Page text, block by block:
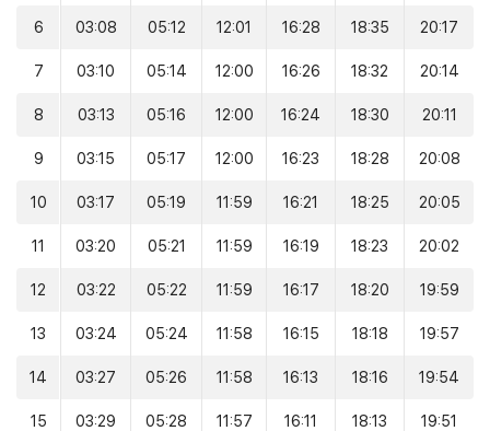
6 03:08 05:12 12:01 16:28 18:35 20:17
7 03:10 05:14 12:00 16:26 18:32 20:14
8 03:13 05:16 12:00 16:24 18:30 20:11
9 03:15 05:17 12:00 16:23 18:28 20:08
10 03:17 05:19 11:59 16:21 18:25 20:05
11 03:20 05:21 11:59 16:19 18:23 20:02
12 03:22 05:22 11:59 16:17 18:20 19:59
13 03:24 05:24 11:58 16:15 18:18 19:57
14 03:27 05:26 11:58 16:13 18:16 19:54
15 03:29 05:28 11:57 16:11 18:13 19:51